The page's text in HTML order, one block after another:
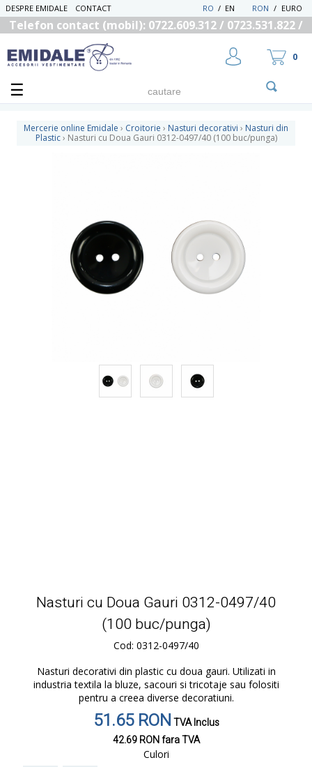
DESPRE EMIDALE CONTACT RON / EURO
EN
/
RO
Telefon contact (mobil): 0722.609.312 / 0723.531.822 /
0
Mercerie online Emidale › Croitorie › Nasturi decorativi › Nasturi din
Plastic › Nasturi cu Doua Gauri 0312-0497/40 (100 buc/punga)
Nasturi cu Doua Gauri 0312-0497/40
(100 buc/punga)
Cod: 0312-0497/40
Nasturi decorativi din plastic cu doua gauri. Utilizati in
industria textila la bluze, sacouri si tricotaje sau folositi
pentru a creea diverse decoratiuni.
51.65 RONTVA Inclus
42.69 RONfara TVA
Culori